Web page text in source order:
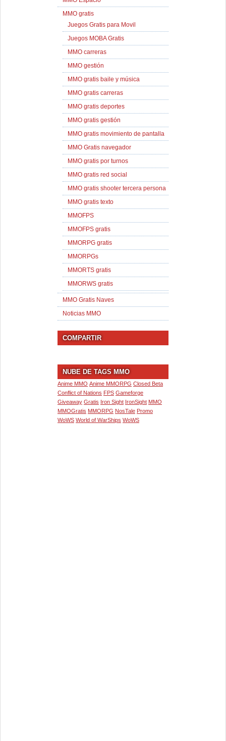
MMO gratis
Juegos Gratis para Movil
Juegos MOBA Gratis
MMO carreras
MMO gestión
MMO gratis baile y música
MMO gratis carreras
MMO gratis deportes
MMO gratis gestión
MMO gratis movimiento de pantalla
MMO Gratis navegador
MMO gratis por turnos
MMO gratis red social
MMO gratis shooter tercera persona
MMO gratis texto
MMOFPS
MMOFPS gratis
MMORPG gratis
MMORPGs
MMORTS gratis
MMORWS gratis
MMO Gratis Naves
Noticias MMO
COMPARTIR
NUBE DE TAGS MMO
Anime MMO Anime MMORPG Closed Beta
Conflict of Nations FPS Gameforge
Giveaway Gratis Iron Sight IronSight MMO
MMOGratis MMORPG NosTale Promo
WoWS World of WarShips WoWS